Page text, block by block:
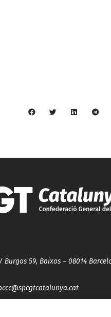
Burgos 59, Baixos – 08014
spcgtcatalunya.cat